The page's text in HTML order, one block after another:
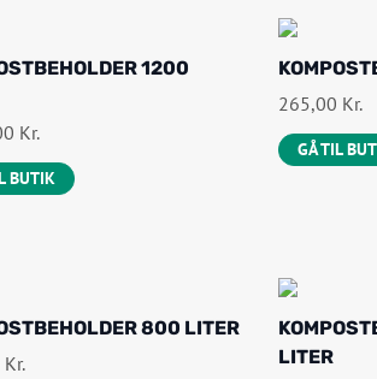
1200
Kr.
BUTIK
265,00 Kr.
GÅ TIL
800 LITER
Kr.
LITER